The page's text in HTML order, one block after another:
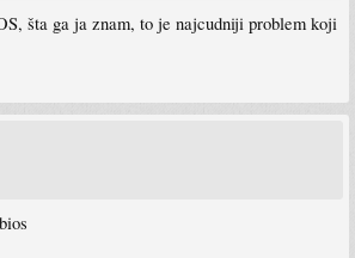
šta ga ja znam, to je najcudniji problem koji